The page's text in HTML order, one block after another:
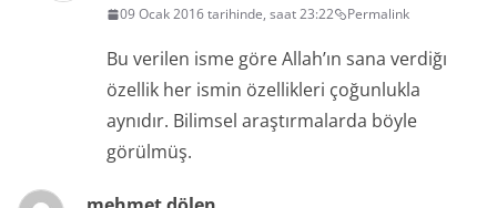
09 Ocak 2016 tarihinde, saat 23:22 Permalink
Bu verilen isme göre Allah’ın sana verdiğı
özellik her ismin özellikleri çoğunlukla
aynıdır. Bilimsel araştırmalarda böyle
görülmüş.